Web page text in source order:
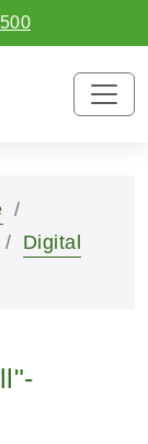
Digital